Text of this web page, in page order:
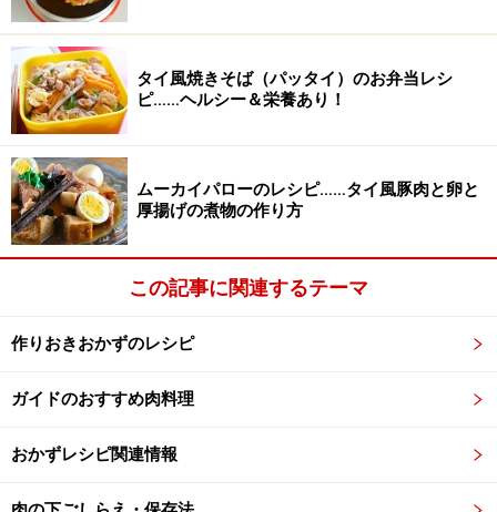
タイ風焼きそば（パッタイ）のお弁当レシ
ピ……ヘルシー＆栄養あり！
ムーカイパローのレシピ……タイ風豚肉と卵と
厚揚げの煮物の作り方
この記事に関連するテーマ
作りおきおかずのレシピ
ガイドのおすすめ肉料理
おかずレシピ関連情報